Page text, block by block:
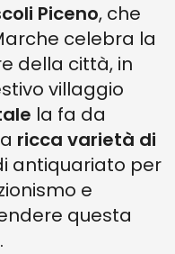
Piceno, che
celebra la
della città, in
villaggio
la fa da
ricca varietà di
antiquariato per
e
questa